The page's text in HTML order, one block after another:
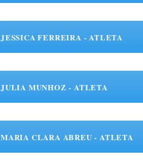
JESSICA FERREIRA - ATLETA
JULIA MUNHOZ - ATLETA
MARIA CLARA ABREU - ATLETA